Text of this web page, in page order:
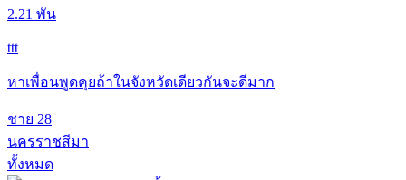
2.21 พัน
ttt
หาเพื่อนพูดคุยถ้าในจังหวัดเดียวกันจะดีมาก
ชาย 28
นครราชสีมา
ทั้งหมด